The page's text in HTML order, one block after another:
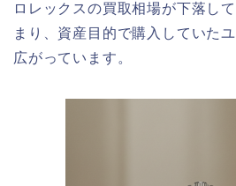
ロレックスの買取相場が下落し
まり、資産目的で購入していた
広がっています。